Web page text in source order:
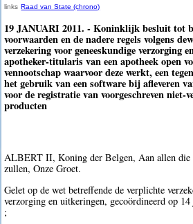
links Raad van State (chrono)
19 JANUARI 2011. - Koninklijk besluit tot
voorwaarden en de nadere regels volgens
verzekering voor geneeskundige verzorging
apotheker-titularis van een apotheek open
vennootschap waarvoor deze werkt, een
het gebruik van een software bij afleveren
voor de registratie van voorgeschreven niet-
producten
ALBERT II, Koning der Belgen, Aan allen die
zullen, Onze Groet.
Gelet op de wet betreffende de verplichte
verzorging en uitkeringen, gecoördineerd op
;